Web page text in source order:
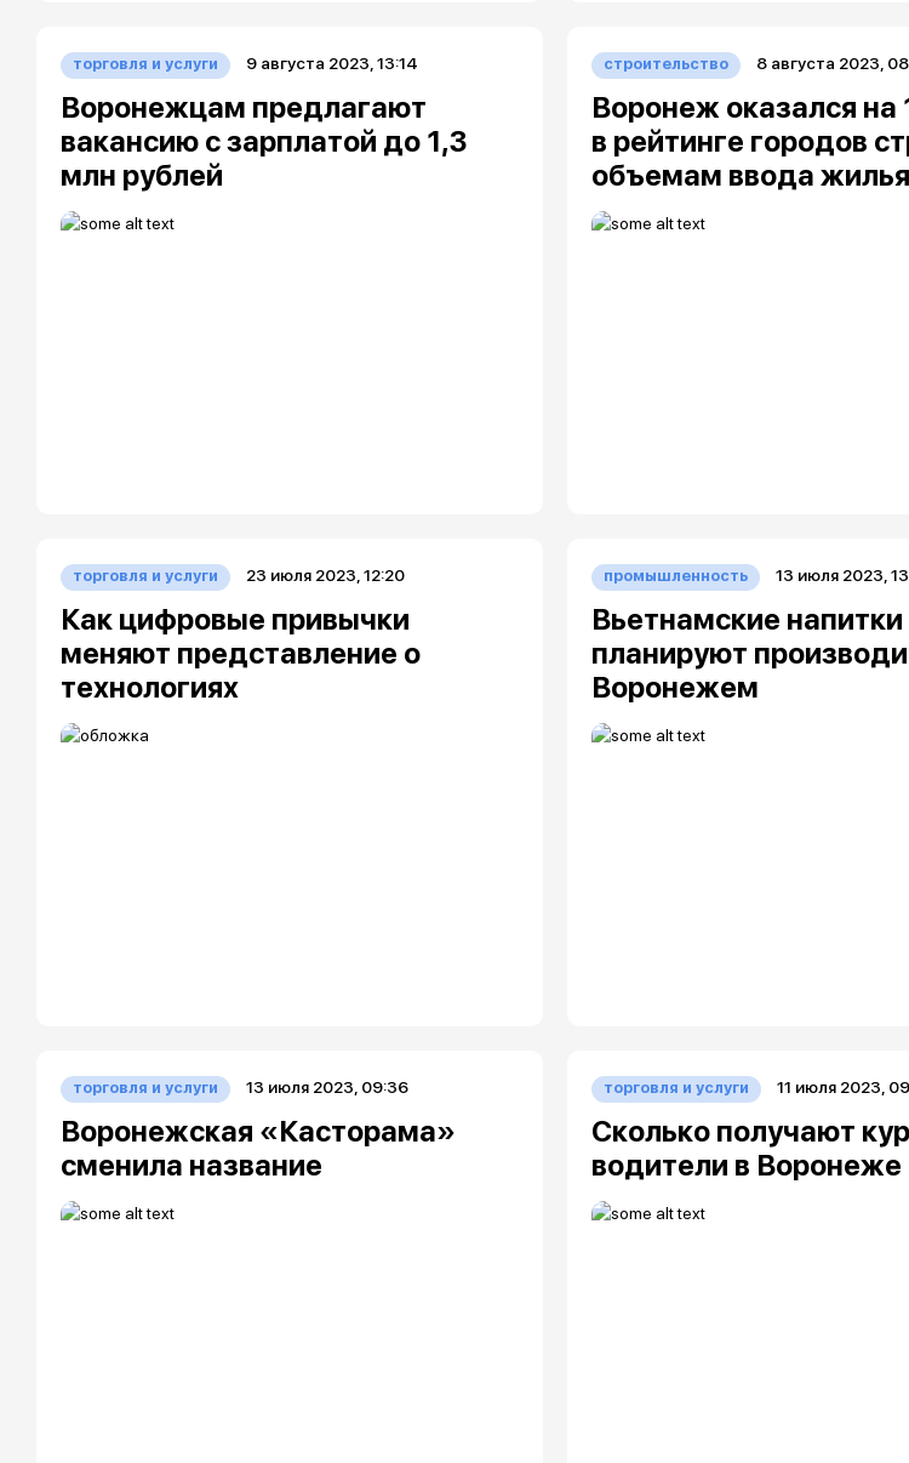
торговля и услуги 9 августа 2023, 13:14
Воронежцам предлагают
вакансию с зарплатой до 1,3
млн рублей
строительство 8 августа 2023,
Воронеж оказался на
в рейтинге городов
объемам ввода жилья
торговля и услуги 23 июля 2023, 12:20
Как цифровые привычки
меняют представление о
технологиях
промышленность 13 июля 2023,
Вьетнамские напитки
планируют
Воронежем
торговля и услуги 13 июля 2023, 09:36
Воронежская «Касторама»
сменила название
торговля и услуги 11 июля 2023,
Сколько получают
водители в Воронеже